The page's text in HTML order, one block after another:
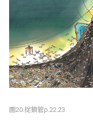
圖20.捉鎖管p.22.23